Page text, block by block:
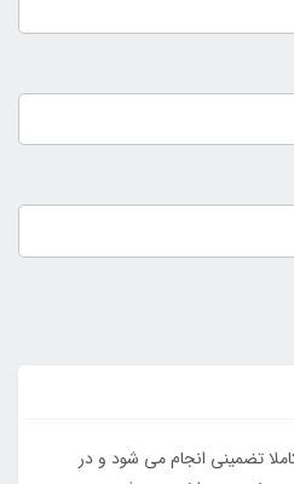
تضمینی انجام می شود و در